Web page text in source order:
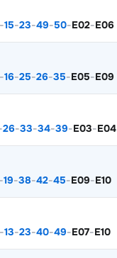
-15-23-49-50-E02-E06
-16-25-26-35-E05-E09
26-33-34-39-E03-E04
19-38-42-45-E09-E10
-13-23-40-49-E07-E10